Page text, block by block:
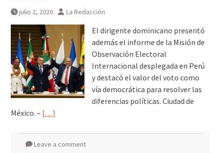
julio 2, 2026 La Redacción
El dirigente dominicano presentó
además el informe de la Misión de
Observación Electoral
Internacional desplegada en Perú
y destacó el valor del voto como
vía democrática para resolver las
diferencias políticas. Ciudad de
México. – […]
Leave a comment